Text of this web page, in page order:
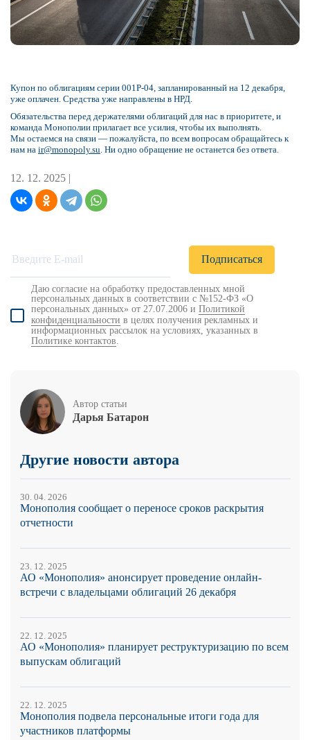
Купон по облигациям серии 001Р-04, запланированный на 12 декабря,
уже оплачен. Средства уже направлены в НРД.
Обязательства перед держателями облигаций для нас в приоритете, и
команда Монополии прилагает все усилия, чтобы их выполнять.
Мы остаемся на связи — пожалуйста, по всем вопросам обращайтесь к
нам на ir@monopoly.su. Ни одно обращение не останется без ответа.
12. 12. 2025 |
Даю согласие на обработку предоставленных мной
персональных данных в соответствии с №152-ФЗ «О
персональных данных» от 27.07.2006 и Политикой
конфиденциальности в целях получения рекламных и
информационных рассылок на условиях, указанных в
Политике контактов
Автор статьи
Дарья Батарон
Другие новости автора
30. 04. 2026
Монополия сообщает о переносе сроков раскрытия
отчетности
23. 12. 2025
АО «Монополия» анонсирует проведение онлайн-
встречи с владельцами облигаций 26 декабря
22. 12. 2025
АО «Монополия» планирует реструктуризацию по всем
выпускам облигаций
22. 12. 2025
Монополия подвела персональные итоги года для
участников платформы